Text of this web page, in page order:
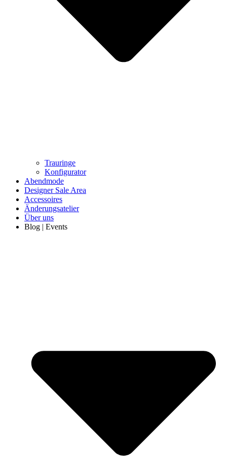
Trauringe
Konfigurator
Abendmode
Designer Sale Area
Accessoires
Änderungsatelier
Über uns
Blog | Events